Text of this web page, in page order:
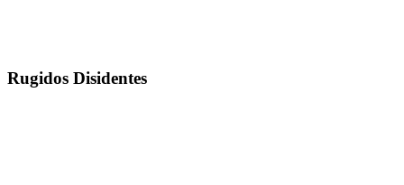
Rugidos Disidentes